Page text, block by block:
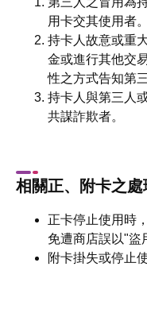
用卡交其使用者。
持卡人故意或重
金或進行其他交
性之方式告知第
持卡人與第三人
共謀詐欺者。
相關正、附卡之處
正卡停止使用時
免遭商店誤以"盜
附卡掛失或停止